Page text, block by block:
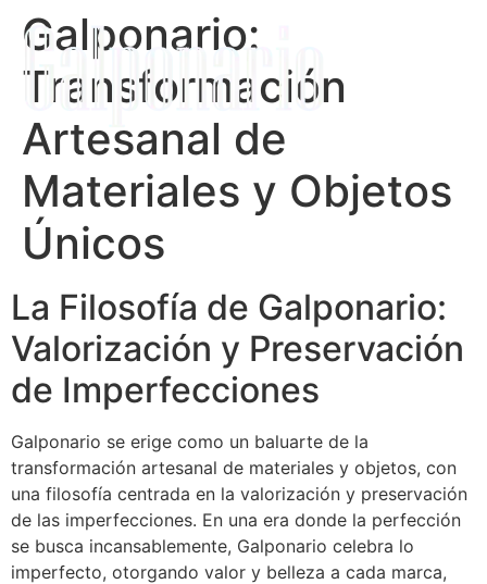
Galponario:
Transformación
Artesanal de
Materiales y Objetos
Únicos
La Filosofía de Galponario:
Valorización y Preservación
de Imperfecciones
Galponario se erige como un baluarte de la
transformación artesanal de materiales y objetos, con
una filosofía centrada en la valorización y preservación
de las imperfecciones. En una era donde la perfección
se busca incansablemente, Galponario celebra lo
imperfecto, otorgando valor y belleza a cada marca,